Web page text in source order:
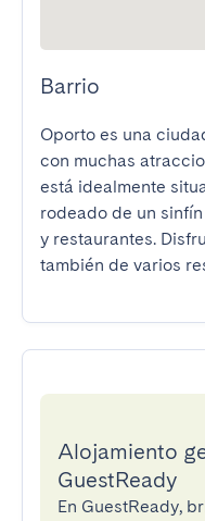
Barrio
Oporto es una
con muchas
está idealmente
rodeado de un
y restaurantes.
también de varios
Alojamiento
GuestReady
En GuestReady,